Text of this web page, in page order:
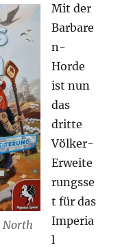
North
Mit der
Barbare
n-
Horde
ist nun
das
dritte
Völker-
Erweite
rungsse
t für das
Imperia
l